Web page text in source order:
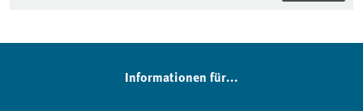
Informationen für...